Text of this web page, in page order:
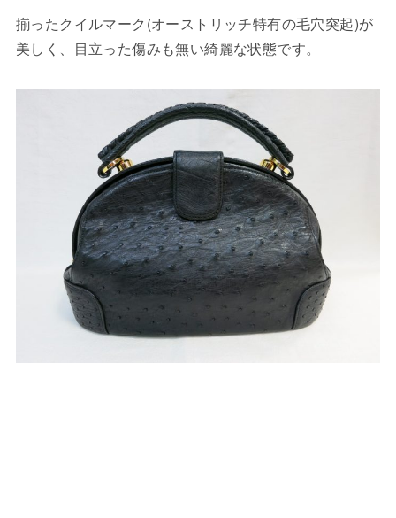
揃ったクイルマーク(オーストリッチ特有の毛穴突起)が
美しく、目立った傷みも無い綺麗な状態です。